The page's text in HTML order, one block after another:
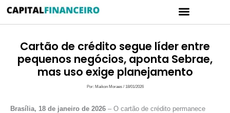
conteúdo
Menu
Cartão de crédito segue líder entre
pequenos negócios, aponta Sebrae,
mas uso exige planejamento
Por: Maikon Moraes / 18/01/2026
Brasília, 18 de janeiro de 2026 – O cartão de crédito permanece